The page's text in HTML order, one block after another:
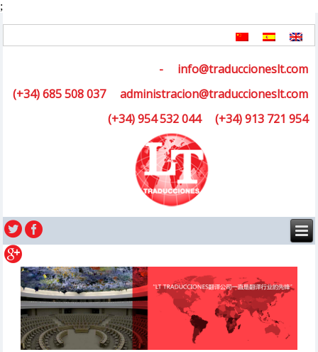
;
info@traduccioneslt.com
-
administracion@traduccioneslt.com
(+34) 685 508 037
(+34) 913 721 954
(+34) 954 532 044